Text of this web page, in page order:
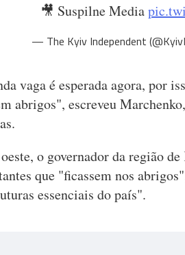
🎥 Suspilne Media
— The Kyiv Independent
vaga é esperada agora, por
abrigos", escreveu
o governador da região
que "ficassem nos
essenciais do país".